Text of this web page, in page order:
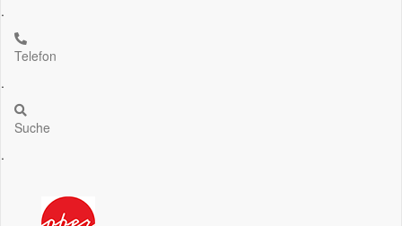
.
Telefon
.
Suche
.